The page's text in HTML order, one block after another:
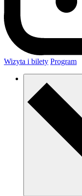
Wizyta i bilety Program